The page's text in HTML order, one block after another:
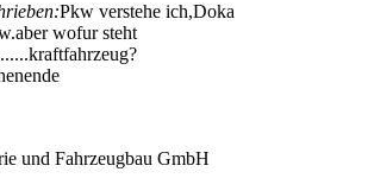
Pkw verstehe ich,Doka
wofur steht
und Fahrzeugbau GmbH